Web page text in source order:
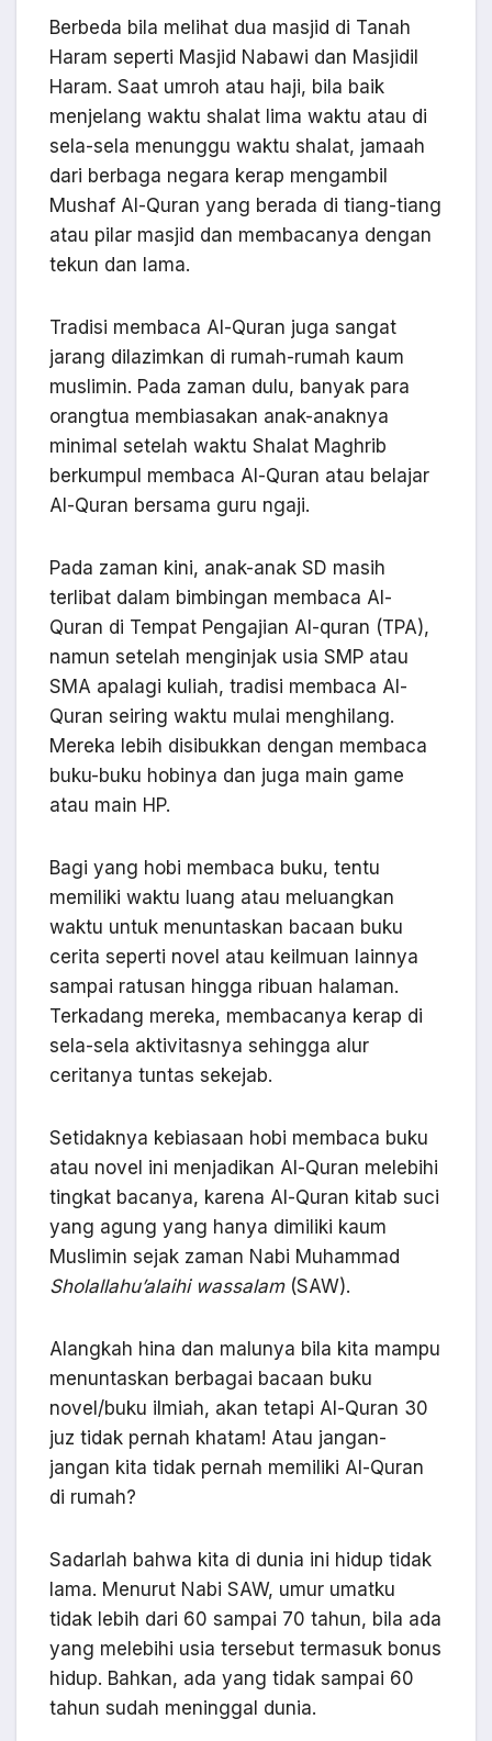
Berbeda bila melihat dua masjid di Tanah
Haram seperti Masjid Nabawi dan Masjidil
Haram. Saat umroh atau haji, bila baik
menjelang waktu shalat lima waktu atau di
sela-sela menunggu waktu shalat, jamaah
dari berbaga negara kerap mengambil
Mushaf Al-Quran yang berada di tiang-tiang
atau pilar masjid dan membacanya dengan
tekun dan lama.
Tradisi membaca Al-Quran juga sangat
jarang dilazimkan di rumah-rumah kaum
muslimin. Pada zaman dulu, banyak para
orangtua membiasakan anak-anaknya
minimal setelah waktu Shalat Maghrib
berkumpul membaca Al-Quran atau belajar
Al-Quran bersama guru ngaji.
Pada zaman kini, anak-anak SD masih
terlibat dalam bimbingan membaca Al-
Quran di Tempat Pengajian Al-quran (TPA),
namun setelah menginjak usia SMP atau
SMA apalagi kuliah, tradisi membaca Al-
Quran seiring waktu mulai menghilang.
Mereka lebih disibukkan dengan membaca
buku-buku hobinya dan juga main game
atau main HP.
Bagi yang hobi membaca buku, tentu
memiliki waktu luang atau meluangkan
waktu untuk menuntaskan bacaan buku
cerita seperti novel atau keilmuan lainnya
sampai ratusan hingga ribuan halaman.
Terkadang mereka, membacanya kerap di
sela-sela aktivitasnya sehingga alur
ceritanya tuntas sekejab.
Setidaknya kebiasaan hobi membaca buku
atau novel ini menjadikan Al-Quran melebihi
tingkat bacanya, karena Al-Quran kitab suci
yang agung yang hanya dimiliki kaum
Muslimin sejak zaman Nabi Muhammad
Sholallahu’alaihi wassalam(SAW).
Alangkah hina dan malunya bila kita mampu
menuntaskan berbagai bacaan buku
novel/buku ilmiah, akan tetapi Al-Quran 30
juz tidak pernah khatam! Atau jangan-
jangan kita tidak pernah memiliki Al-Quran
di rumah?
Sadarlah bahwa kita di dunia ini hidup tidak
lama. Menurut Nabi SAW, umur umatku
tidak lebih dari 60 sampai 70 tahun, bila ada
yang melebihi usia tersebut termasuk bonus
hidup. Bahkan, ada yang tidak sampai 60
tahun sudah meninggal dunia.